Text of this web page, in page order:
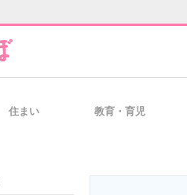
住まい 教育・育児